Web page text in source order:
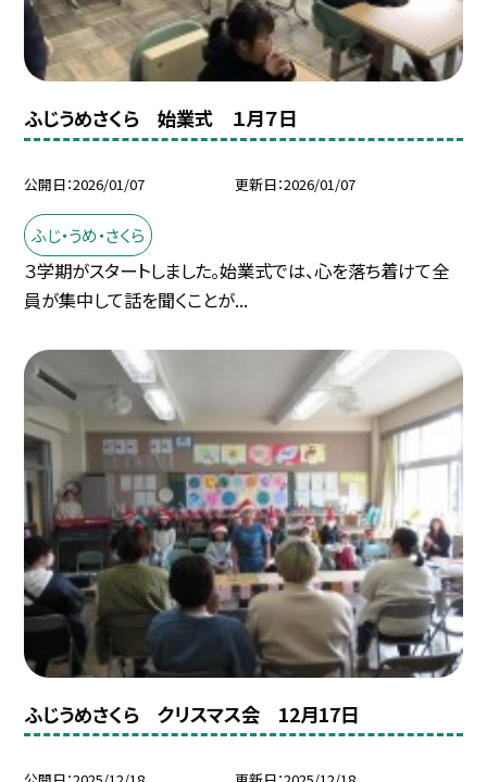
ふじうめさくら 始業式 １月７日
公開日 2026/01/07 更新日 2026/01/07
ふじ・うめ・さくら
３学期がスタートしました。始業式では、心を落ち着けて全
員が集中して話を聞くことが...
ふじうめさくら クリスマス会 12月17日